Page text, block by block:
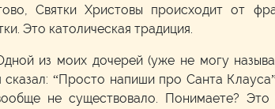
Святки Христовы происходит от
Это католическая традиция.
из моих дочерей (уже не могу
“Просто напиши про Санта
не существовало. Понимаете?